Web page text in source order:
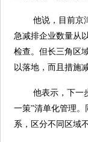
他说，目前京
急减排企业数量从
检查。但长三角区
以落地，而且措施
他表示，下一
一策”清单化管理
系，区分不同区域